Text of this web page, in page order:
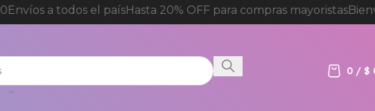
Envíos a todos el paísHasta 20% OFF para compras mayoristas
0 / $